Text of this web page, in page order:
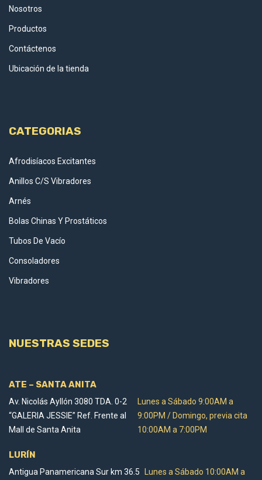
Nosotros
Productos
Contáctenos
Ubicación de la tienda
CATEGORIAS
Afrodisíacos Excitantes
Anillos C/S Vibradores
Arnés
Bolas Chinas Y Prostáticos
Tubos De Vacío
Consoladores
Vibradores
NUESTRAS SEDES
ATE – SANTA ANITA
Av. Nicolás Ayllón 3080 TDA. 0-2
“GALERIA JESSIE” Ref. Frente al
Mall de Santa Anita
Lunes a Sábado 9:00AM a
9:00PM / Domingo, previa cita
10:00AM a 7:00PM
LURÍN
Antigua Panamericana Sur km 36.5 Lunes a Sábado 10:00AM a